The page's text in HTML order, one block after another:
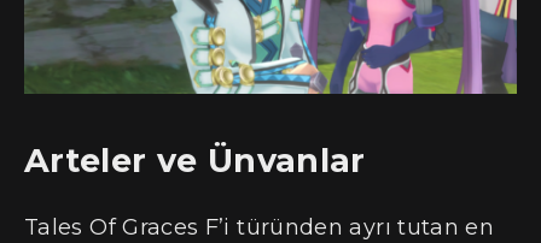
Arteler ve Ünvanlar
Tales Of Graces F’i türünden ayrı tutan en